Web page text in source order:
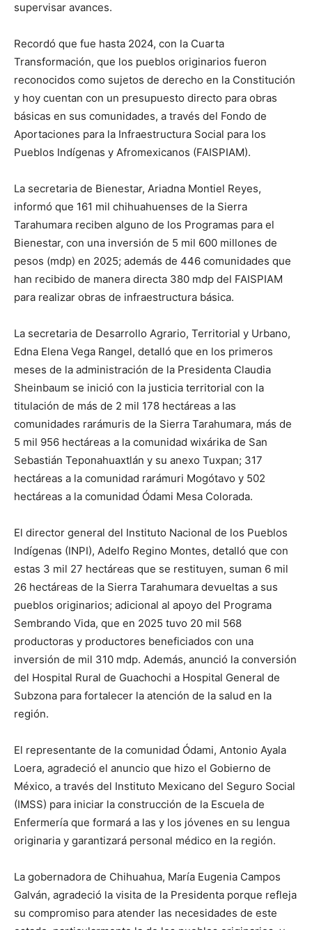
supervisar avances.
Recordó que fue hasta 2024, con la Cuarta
Transformación, que los pueblos originarios fueron
reconocidos como sujetos de derecho en la Constitución
y hoy cuentan con un presupuesto directo para obras
básicas en sus comunidades, a través del Fondo de
Aportaciones para la Infraestructura Social para los
Pueblos Indígenas y Afromexicanos (FAISPIAM).
La secretaria de Bienestar, Ariadna Montiel Reyes,
informó que 161 mil chihuahuenses de la Sierra
Tarahumara reciben alguno de los Programas para el
Bienestar, con una inversión de 5 mil 600 millones de
pesos (mdp) en 2025; además de 446 comunidades que
han recibido de manera directa 380 mdp del FAISPIAM
para realizar obras de infraestructura básica.
La secretaria de Desarrollo Agrario, Territorial y Urbano,
Edna Elena Vega Rangel, detalló que en los primeros
meses de la administración de la Presidenta Claudia
Sheinbaum se inició con la justicia territorial con la
titulación de más de 2 mil 178 hectáreas a las
comunidades rarámuris de la Sierra Tarahumara, más de
5 mil 956 hectáreas a la comunidad wixárika de San
Sebastián Teponahuaxtlán y su anexo Tuxpan; 317
hectáreas a la comunidad rarámuri Mogótavo y 502
hectáreas a la comunidad Ódami Mesa Colorada.
El director general del Instituto Nacional de los Pueblos
Indígenas (INPI), Adelfo Regino Montes, detalló que con
estas 3 mil 27 hectáreas que se restituyen, suman 6 mil
26 hectáreas de la Sierra Tarahumara devueltas a sus
pueblos originarios; adicional al apoyo del Programa
Sembrando Vida, que en 2025 tuvo 20 mil 568
productoras y productores beneficiados con una
inversión de mil 310 mdp. Además, anunció la conversión
del Hospital Rural de Guachochi a Hospital General de
Subzona para fortalecer la atención de la salud en la
región.
El representante de la comunidad Ódami, Antonio Ayala
Loera, agradeció el anuncio que hizo el Gobierno de
México, a través del Instituto Mexicano del Seguro Social
(IMSS) para iniciar la construcción de la Escuela de
Enfermería que formará a las y los jóvenes en su lengua
originaria y garantizará personal médico en la región.
La gobernadora de Chihuahua, María Eugenia Campos
Galván, agradeció la visita de la Presidenta porque refleja
su compromiso para atender las necesidades de este